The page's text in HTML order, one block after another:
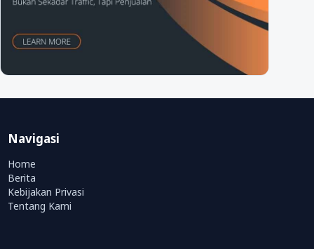
Navigasi
Home
Berita
Kebijakan Privasi
Tentang Kami